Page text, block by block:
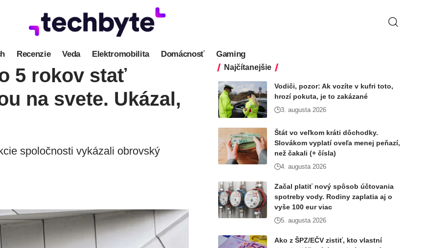
Recenzie Veda Elektromobilita Domácnosť Gaming
5 rokov stať
na svete. Ukázal,
spoločnosti vykázali obrovský
Najčítanejšie
Vodiči, pozor: Ak vozíte v kufri toto,
hrozí pokuta, je to zakázané
3. augusta 2026
Štát vo veľkom kráti dôchodky.
Slovákom vyplatí oveľa menej peňazí,
než čakali (+ čísla)
4. augusta 2026
Začal platiť nový spôsob účtovania
spotreby vody. Rodiny zaplatia aj o
vyše 100 eur viac
5. augusta 2026
Ako z ŠPZ/EČV zistiť, kto vlastní